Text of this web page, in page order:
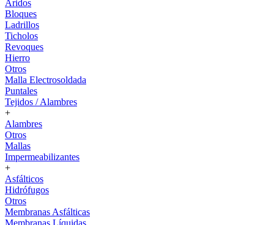
Áridos
Bloques
Ladrillos
Ticholos
Revoques
Hierro
Otros
Malla Electrosoldada
Puntales
Tejidos / Alambres
+
Alambres
Otros
Mallas
Impermeabilizantes
+
Asfálticos
Hidrófugos
Otros
Membranas Asfálticas
Membranas Líquidas